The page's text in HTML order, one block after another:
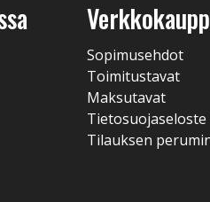
Sopimusehdot
Toimitustavat
Maksutavat
Tietosuojaseloste
Tilauksen